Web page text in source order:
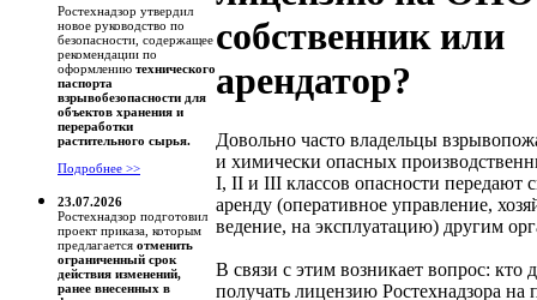
Ростехнадзор утвердил
новое руководство по
безопасности, содержащее
рекомендации по
оформлению технического
паспорта
взрывобезопасности для
объектов хранения и
переработки
растительного сырья.
Подробнее >>
23.07.2026
Ростехнадзор подготовил
проект приказа, которым
предлагается отменить
ограниченный срок
действия изменений,
ранее внесенных в
собственник или
арендатор?
Довольно часто владельцы
и химически опасных
I, II и III классов опасности
аренду (оперативное управление,
ведение, на эксплуатацию) другим
В связи с этим возникает вопрос: кто
получать лицензию Ростехнадзора на